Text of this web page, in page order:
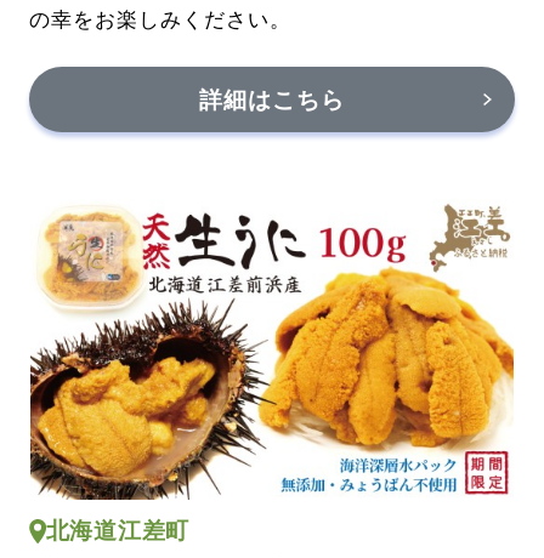
の幸をお楽しみください。
詳細はこちら
北海道江差町